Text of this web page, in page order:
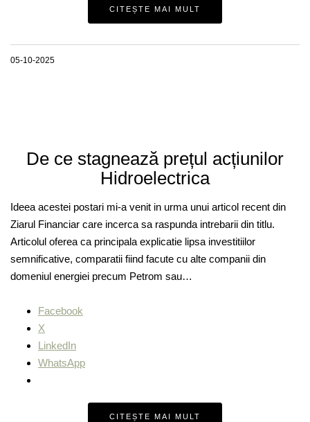
CITEȘTE MAI MULT
05-10-2025
De ce stagnează prețul acțiunilor
Hidroelectrica
Ideea acestei postari mi-a venit in urma unui articol recent din
Ziarul Financiar care incerca sa raspunda intrebarii din titlu.
Articolul oferea ca principala explicatie lipsa investitiilor
semnificative, comparatii fiind facute cu alte companii din
domeniul energiei precum Petrom sau…
Facebook
X
LinkedIn
WhatsApp
CITEȘTE MAI MULT